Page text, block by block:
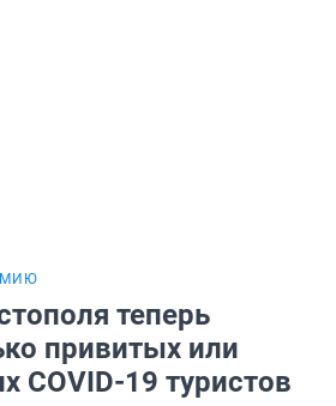
теперь
привитых или
COVID-19 туристов